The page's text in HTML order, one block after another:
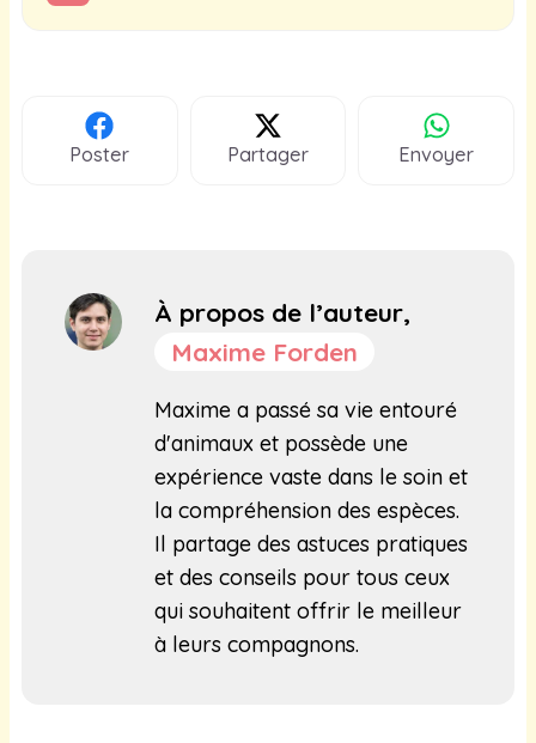
Poster Partager Envoyer
À propos de l’auteur,
Maxime Forden
Maxime a passé sa vie entouré
d'animaux et possède une
expérience vaste dans le soin et
la compréhension des espèces.
Il partage des astuces pratiques
et des conseils pour tous ceux
qui souhaitent offrir le meilleur
à leurs compagnons.